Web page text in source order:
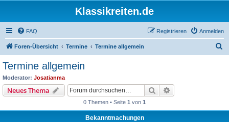
Klassikreiten.de
FAQ Anmelden
Registrieren
Foren-Übersicht Termine Termine allgemein
Termine allgemein
Moderator: Josatianma
Neues Thema Suche
0 Themen • Seite 1 von 1
Bekanntmachungen